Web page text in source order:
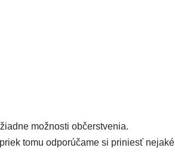
mož­nos­ti občerstve­nia.
tomu odpo­rú­ča­me si pri­niesť neja­ké